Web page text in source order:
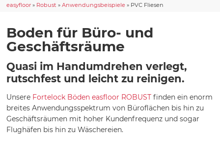
easyfloor » Robust »Anwendungsbeispiele » PVC Fliesen
Boden für Büro- und
Geschäftsräume
Quasi im Handumdrehen verlegt,
rutschfest und leicht zu reinigen.
Unsere Fortelock Böden easfloor ROBUST finden ein enorm
breites Anwendungsspektrum von Büroflächen bis hin zu
Geschäftsräumen mit hoher Kundenfrequenz und sogar
Flughäfen bis hin zu Wäschereien.